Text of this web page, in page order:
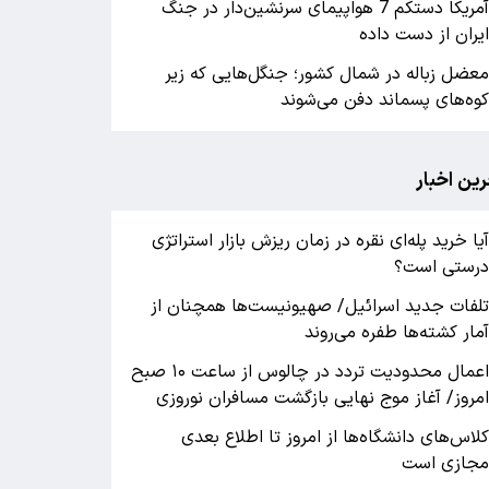
آمریکا دستکم 7 هواپیمای سرنشین‌دار در جنگ
ایران از دست داده
معضل زباله در شمال کشور؛ جنگل‌هایی که زیر
کوه‌های پسماند دفن می‌شوند
اخبار
آیا خرید پله‌ای نقره در زمان ریزش بازار استراتژی
درستی است؟
تلفات جدید اسرائیل/ صهیونیست‌ها همچنان از
آمار کشته‌ها طفره می‌روند
اعمال محدودیت تردد در چالوس از ساعت ۱۰ صبح
امروز/ آغاز موج نهایی بازگشت مسافران نوروزی
کلاس‌های دانشگاه‌ها از امروز تا اطلاع بعدی
مجازی است